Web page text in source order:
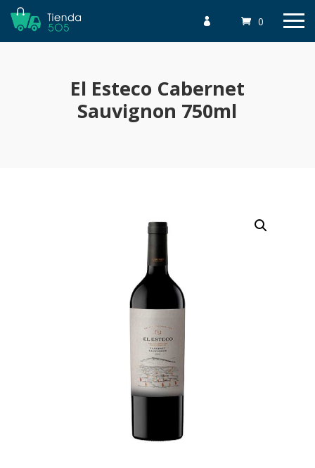
 0
El Esteco Cabernet
Sauvignon 750ml